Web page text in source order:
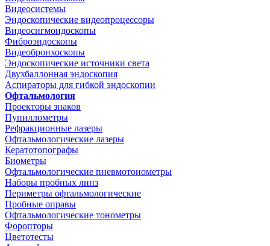
Видеосистемы
Эндоскопические видеопроцессоры
Видеосигмоидоскопы
Фиброэндоскопы
Видеобронхоскопы
Эндоскопические источники света
Двухбаллонная эндоскопия
Аспираторы для гибкой эндоскопии
Офтальмология
Проекторы знаков
Пупиллометры
Рефракционные лазеры
Офтальмологические лазеры
Кератотопографы
Биометры
Офтальмологические пневмотонометры
Наборы пробных линз
Периметры офтальмологические
Пробные оправы
Офтальмологические тонометры
Форопторы
Цветотесты